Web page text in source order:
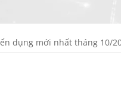
dụng mới nhất tháng 10/